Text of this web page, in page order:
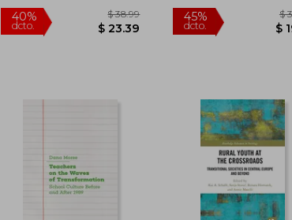
40%
dcto.
45%
dcto.